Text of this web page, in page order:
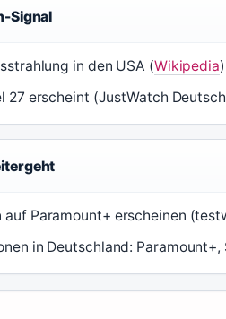
Signal
in den USA (Wikipedia)
27 erscheint (JustWatch
auf Paramount+ erscheinen
in Deutschland: